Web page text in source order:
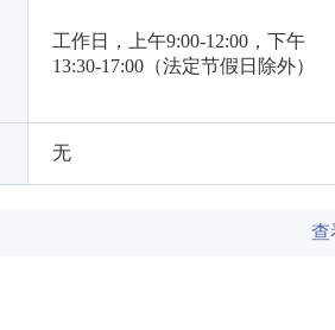
工作日，上午9:00-12:00，下午
13:30-17:00（法定节假日除外）
无
查